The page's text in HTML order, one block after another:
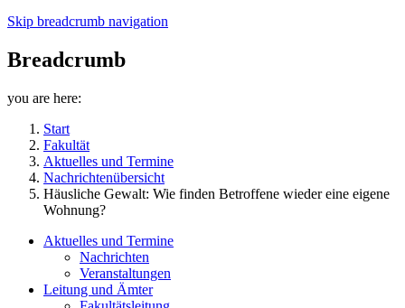
Skip breadcrumb navigation
Breadcrumb
you are here:
Start
Fakultät
Aktuelles und Termine
Nachrichtenübersicht
Häusliche Gewalt: Wie finden Betroffene wieder eine eigene
Wohnung?
Aktuelles und Termine
Nachrichten
Veranstaltungen
Leitung und Ämter